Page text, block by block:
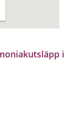
i